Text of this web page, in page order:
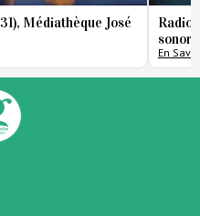
Médiathèque José
Radio
En